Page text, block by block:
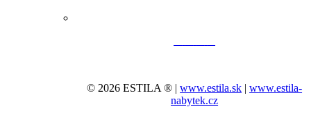
© 2026 ESTILA ® |www.estila.sk |www.estila-
nabytek.cz